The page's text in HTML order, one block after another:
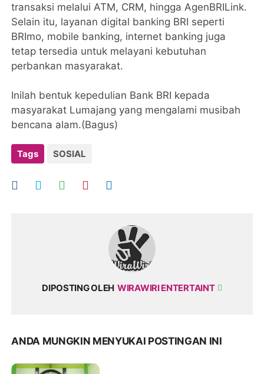
transaksi melalui ATM, CRM, hingga AgenBRILink.
Selain itu, layanan digital banking BRI seperti
BRImo, mobile banking, internet banking juga
tetap tersedia untuk melayani kebutuhan
perbankan masyarakat.
Inilah bentuk kepedulian Bank BRI kepada
masyarakat Lumajang yang mengalami musibah
bencana alam.(Bagus)
Tags SOSIAL
DIPOSTING OLEH WIRAWIRI ENTERTAINT
ANDA MUNGKIN MENYUKAI POSTINGAN INI